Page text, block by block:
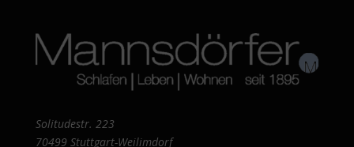
Solitudestr. 223
70499 Stuttgart-Weilimdorf